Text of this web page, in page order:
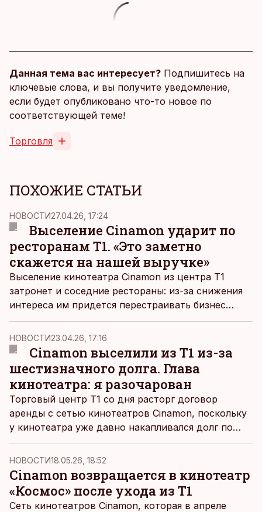
Данная тема вас интересует? Подпишитесь на
ключевые слова, и вы получите уведомление,
если будет опубликовано что-то новое по
соответствующей теме!
Торговля
ПОХОЖИЕ СТАТЬИ
НОВОСТИ27.04.26, 17:24
Выселение Cinamon ударит по
ресторанам Т1. «Это заметно
скажется на нашей выручке»
Выселение кинотеатра Cinamon из центра T1
затронет и соседние рестораны: из-за снижения
интереса им придется перестраивать бизнес
перед летним пиковым сезоном.
НОВОСТИ23.04.26, 17:16
Cinamon выселили из T1 из-за
шестизначного долга. Глава
кинотеатра: я разочарован
Торговый центр T1 со дня расторг договор
аренды с сетью кинотеатров Cinamon, поскольку
у кинотеатра уже давно накапливался долг по
аренде.
НОВОСТИ18.05.26, 18:52
Cinamon возвращается в кинотеатр
«Космос» после ухода из T1
Сеть кинотеатров Cinamon, которая в апреле